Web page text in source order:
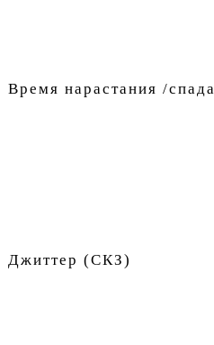
Время нарастания /спада
Джиттер (СКЗ)